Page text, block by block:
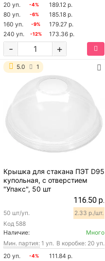
20 уп.
-4%
189.12 р.
80 уп.
-6%
185.18 р.
160 уп.
-9%
179.27 р.
240 уп.
-12% 173.36 р.
+
-
5.0 1
Крышка для стакана ПЭТ D95
купольная, с отверстием
"Упакс", 50 шт
116.50 р.
Код 588
50 шт/уп. 2.33 р./шт.
Наличие:
Много
Мин. партия: 1 уп. В коробке: 20 уп.
20 уп.
-4%
111.84 р.